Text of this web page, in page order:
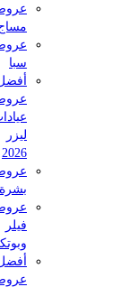
عروض
مساج
عروض
أفضل
عروض
عيادات
2026
عروض
بشرة
عروض
وبوتكس
أفضل
عروض